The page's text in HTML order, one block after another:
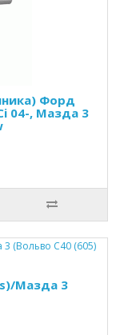
Форд
04-, Мазда 3
Мазда 3